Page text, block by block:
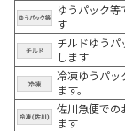
ゆうパック等
す
チルドゆうパ
します
冷凍ゆうパッ
ます。
佐川急便での
ます